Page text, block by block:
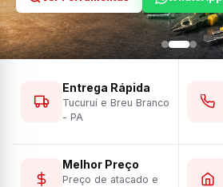
Entrega Rápida
Tucuruí e Breu Branco
- PA
Melhor Preço
Preço de atacado e